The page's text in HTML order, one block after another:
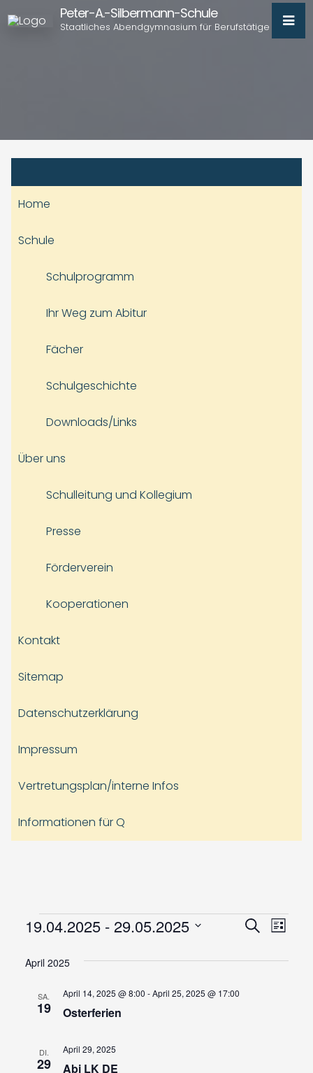
Peter-A.-Silbermann-Schule
Staatliches Abendgymnasium für Berufstätige
Home
Schule
Schulprogramm
Ihr Weg zum Abitur
Fächer
Schulgeschichte
Downloads/Links
Über uns
Schulleitung und Kollegium
Presse
Förderverein
Kooperationen
Kontakt
Sitemap
Datenschutzerklärung
Impressum
Vertretungsplan/interne Infos
Informationen für Q
Veranstaltungen
und
SucheListe
19.04.2025 - 29.05.2025
April 2025
SA.
19 Osterferien
April 14, 2025 @ 8:00 -April 25, 2025 @ 17:00
DI.
29 Abi LK DE
April 29, 2025